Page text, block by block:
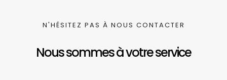
N'HÉSITEZ PAS À NOUS CONTACTER
Nous sommes à votre service